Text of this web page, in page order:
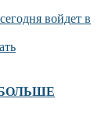
войдет в